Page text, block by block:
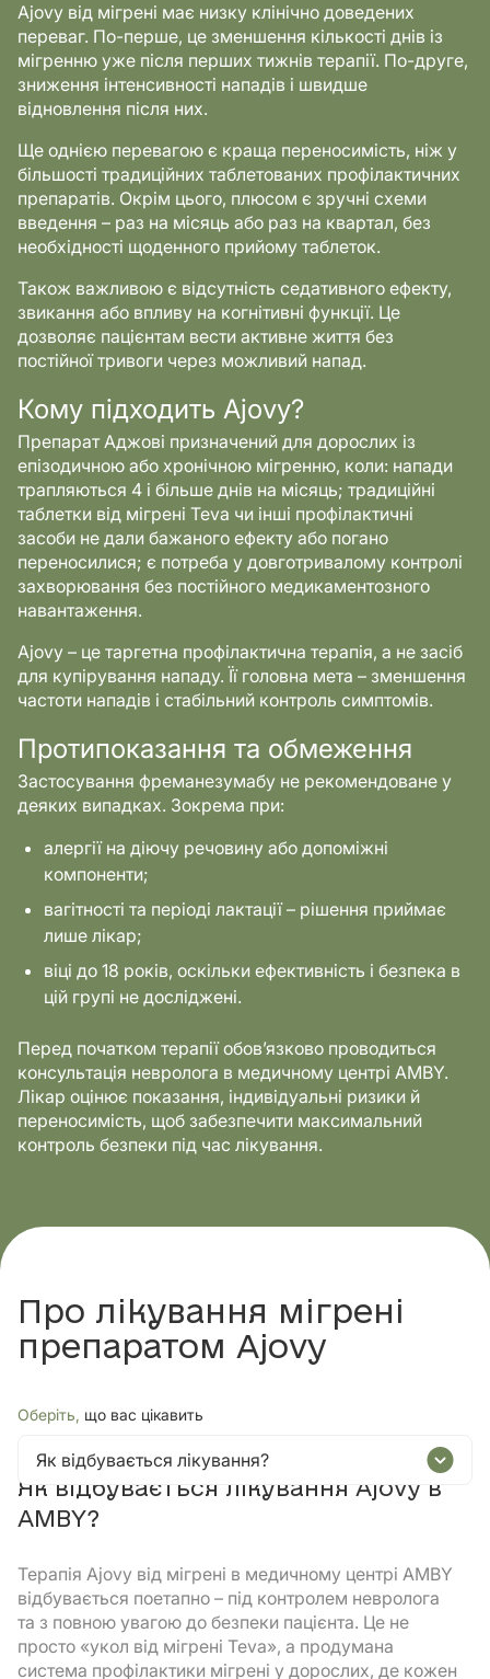
Ajovy від мігрені має низку клінічно доведених
переваг. По-перше, це зменшення кількості днів із
мігренню уже після перших тижнів терапії. По-друге,
зниження інтенсивності нападів і швидше
відновлення після них.
Ще однією перевагою є краща переносимість, ніж у
більшості традиційних таблетованих профілактичних
препаратів. Окрім цього, плюсом є зручні схеми
введення – раз на місяць або раз на квартал, без
необхідності щоденного прийому таблеток.
Також важливою є відсутність седативного ефекту,
звикання або впливу на когнітивні функції. Це
дозволяє пацієнтам вести активне життя без
постійної тривоги через можливий напад.
Кому підходить Ajovy?
Препарат Аджові призначений для дорослих із
епізодичною або хронічною мігренню, коли: напади
трапляються 4 і більше днів на місяць; традиційні
таблетки від мігрені Teva чи інші профілактичні
засоби не дали бажаного ефекту або погано
переносилися; є потреба у довготривалому контролі
захворювання без постійного медикаментозного
навантаження.
Ajovy – це таргетна профілактична терапія, а не засіб
для купірування нападу. Її головна мета – зменшення
частоти нападів і стабільний контроль симптомів.
Протипоказання та обмеження
Застосування фреманезумабу не рекомендоване у
деяких випадках. Зокрема при:
алергії на діючу речовину або допоміжні
компоненти;
вагітності та періоді лактації – рішення приймає
лише лікар;
віці до 18 років, оскільки ефективність і безпека в
цій групі не досліджені.
Перед початком терапії обов’язково проводиться
консультація невролога в медичному центрі AMBY.
Лікар оцінює показання, індивідуальні ризики й
переносимість, щоб забезпечити максимальний
контроль безпеки під час лікування.
Про лікування мігрені
препаратом Ajovy
Оберіть, що вас цікавить
Як відбувається лікування?
Як відбувається лікування Ajovy в
AMBY?
Терапія Ajovy від мігрені в медичному центрі AMBY
відбувається поетапно – під контролем невролога
та з повною увагою до безпеки пацієнта. Це не
просто «укол від мігрені Teva», а продумана
система профілактики мігрені у дорослих, де кожен